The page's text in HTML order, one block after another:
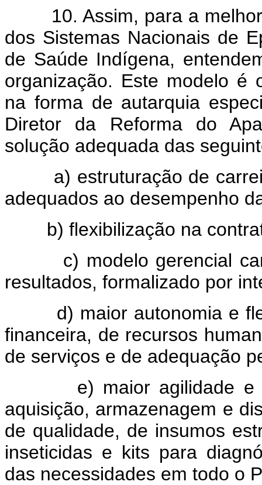
10. Assim, para a
dos Sistemas Nacionais de
de Saúde Indígena,
organização. Este modelo é
na forma de autarquia
Diretor da Reforma do
solução adequada das
a) estruturação de
adequados ao desempenho
b) flexibilização na
c) modelo gerencial
resultados, formalizado por
d) maior autonomia e
financeira, de recursos
de serviços e de adequação
e) maior agilidade e
aquisição, armazenagem e
de qualidade, de insumos
inseticidas e kits para
das necessidades em todo o